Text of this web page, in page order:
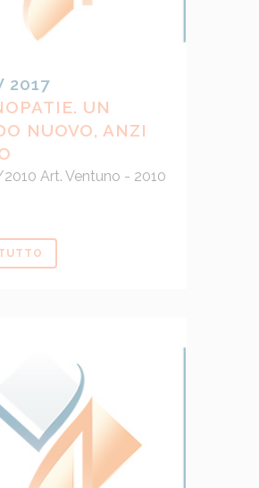
2017
UN
NUOVO, ANZI
Art. Ventuno - 2010